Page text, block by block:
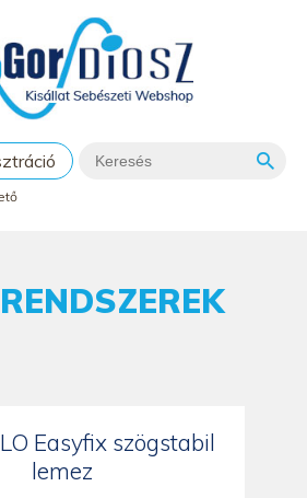
Easyfix szögstabil
lemez